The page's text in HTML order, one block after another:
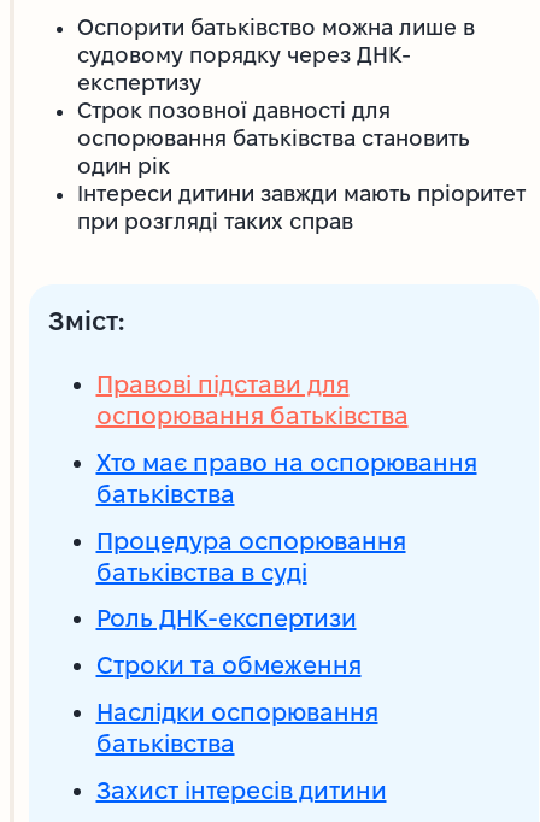
Оспорити батьківство можна лише в
судовому порядку через ДНК-
експертизу
Строк позовної давності для
оспорювання батьківства становить
один рік
Інтереси дитини завжди мають пріоритет
при розгляді таких справ
Зміст:
Правові підстави для
оспорювання батьківства
Хто має право на оспорювання
батьківства
Процедура оспорювання
батьківства в суді
Роль ДНК-експертизи
Строки та обмеження
Наслідки оспорювання
батьківства
Захист інтересів дитини